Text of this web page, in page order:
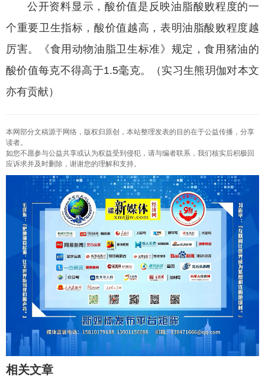
公开资料显示，酸价值是反映油脂酸败程度的一
个重要卫生指标，酸价值越高，表明油脂酸败程度越
厉害。《食用动物油脂卫生标准》规定，食用猪油的
酸价值每克不得高于1.5毫克。（实习生熊玥伽对本文
亦有贡献）
本网部分文稿源于网络，版权归原创，本站整理发表的目的在于公益传播，分享
读者。
如您不愿参与公益共享或认为权益受到侵犯，请与编者联系，我们核实后积极回
应诉求并及时删除，谢谢您的理解和支持。
相关文章